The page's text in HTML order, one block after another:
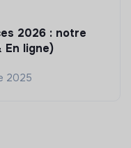
2026 : notre
En ligne)
2025